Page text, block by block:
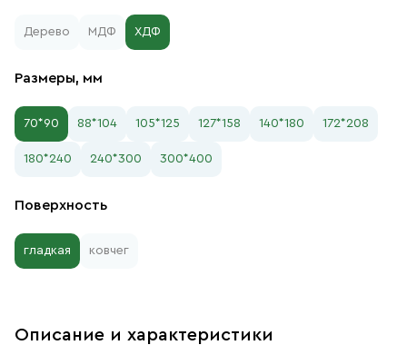
Дерево МДФ ХДФ
Размеры, мм
70*90 88*104 105*125 127*158 140*180 172*208
180*240 240*300 300*400
Поверхность
гладкая ковчег
Описание и характеристики